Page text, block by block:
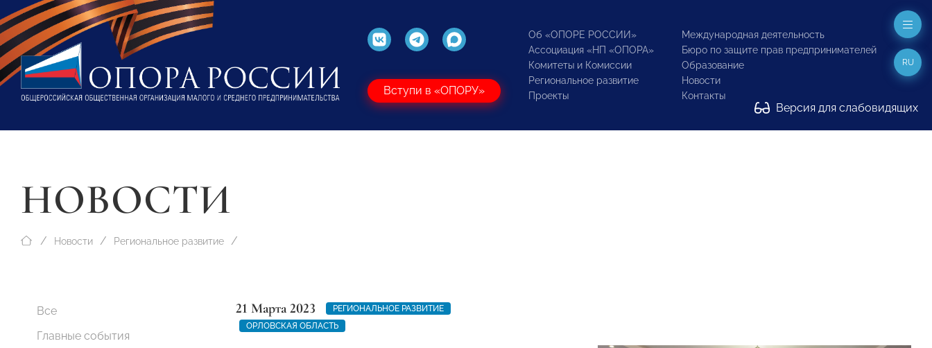
Вступи в «ОПОРУ»
Об «ОПОРЕ РОССИИ»
Ассоциация «НП «ОПОРА»
Комитеты и Комиссии
Региональное развитие
Проекты
Международная деятельность
Бюро по защите прав предпринимателей
Образование
Новости
Контакты
Версия для слабовидящих
RU
НОВОСТИ
Новости Региональное развитие
Все
Главные события
21 Марта 2023
РЕГИОНАЛЬНОЕ РАЗВИТИЕ
ОРЛОВСКАЯ ОБЛАСТЬ